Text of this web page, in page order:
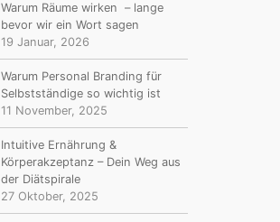
Warum Räume wirken – lange
bevor wir ein Wort sagen
19 Januar, 2026
Warum Personal Branding für
Selbstständige so wichtig ist
11 November, 2025
Intuitive Ernährung &
Körperakzeptanz – Dein Weg aus
der Diätspirale
27 Oktober, 2025